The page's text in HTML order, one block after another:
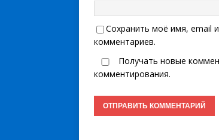
Сохранить моё имя, email
комментариев.
Получать новые
комментирования.